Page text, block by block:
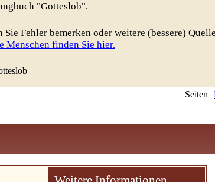
"Gotteslob".
Fehler bemerken oder weitere (bessere)
Menschen finden Sie hier.
Seiten